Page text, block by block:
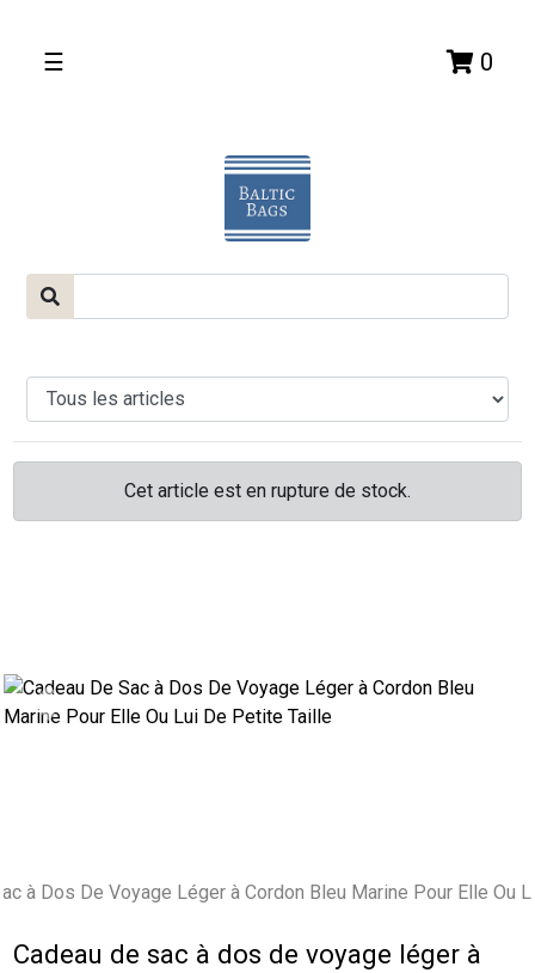
☰ 0
Cet article est en rupture de stock.
Previous
Cadeau de sac à dos de voyage léger à